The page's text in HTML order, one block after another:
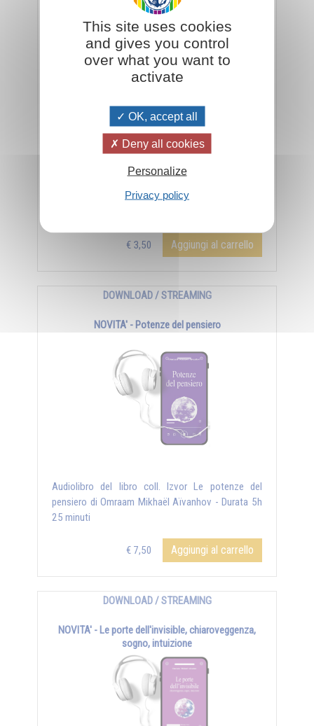
Verso un mondo nuovo
Mikhaël Aïvanhov - Durata 50m 53'
€ 3,50 Aggiungi al carrello
DOWNLOAD / STREAMING
NOVITA' - Potenze del pensiero
Audiolibro del libro coll. Izvor Le potenze del
pensiero di Omraam Mikhaël Aïvanhov - Durata 5h
25 minuti
€ 7,50 Aggiungi al carrello
DOWNLOAD / STREAMING
NOVITA' - Le porte dell'invisible, chiaroveggenza,
sogno, intuizione
This site uses cookies
and gives you control
over what you want to
activate
OK, accept all
Deny all cookies
Personalize
Privacy policy